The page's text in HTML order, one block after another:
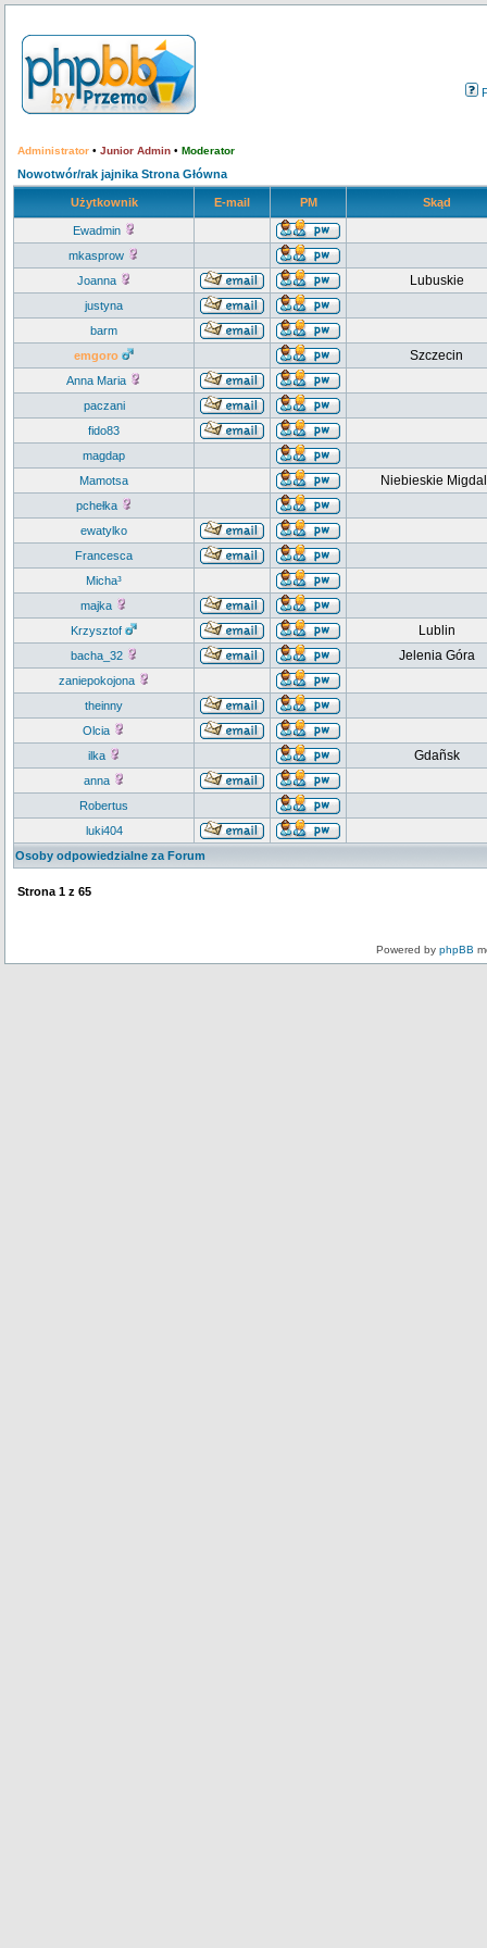
Administrator • Junior Admin • Moderator
Nowotwór/rak jajnika Strona Główna
Użytkownik E-mail PM Skąd
Ewadmin
mkasprow
Joanna
Lubuskie
justyna
barm
emgoro
Szczecin
Anna Maria
paczani
fido83
magdap
Mamotsa
Niebieskie
pchełka
ewatylko
Francesca
Micha³
majka
Krzysztof
Lublin
bacha_32 Jelenia Góra
zaniepokojona
theinny
Olcia
ilka
Gdañsk
anna
Robertus
luki404
Osoby odpowiedzialne za Forum
Strona 1 z 65
Powered by phpBB